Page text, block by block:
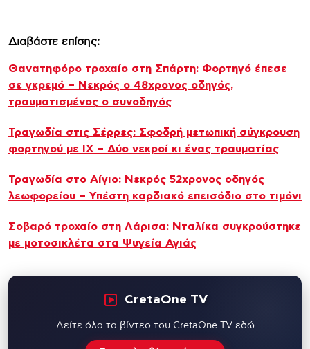
Διαβάστε επίσης:
Θανατηφόρο τροχαίο στη Σπάρτη: Φορτηγό έπεσε
σε γκρεμό – Νεκρός ο 48χρονος οδηγός,
τραυματισμένος ο συνοδηγός
Τραγωδία στις Σέρρες: Σφοδρή μετωπική σύγκρουση
φορτηγού με ΙΧ – Δύο νεκροί κι ένας τραυματίας
Τραγωδία στο Αίγιο: Νεκρός 52χρονος οδηγός
λεωφορείου – Υπέστη καρδιακό επεισόδιο στο τιμόνι
Σοβαρό τροχαίο στη Λάρισα: Νταλίκα συγκρούστηκε
με μοτοσικλέτα στα Ψυγεία Αγιάς
CretaOne TV
Δείτε όλα τα βίντεο του CretaOne TV εδώ